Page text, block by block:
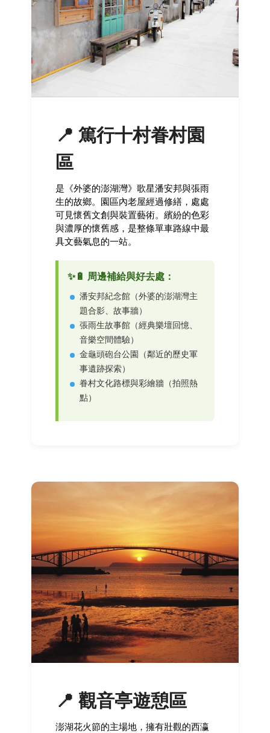
📍 篤行十村眷村園
區
是《外婆的澎湖灣》歌星潘安邦與張雨
生的故鄉。園區內老屋經過修繕，處處
可見懷舊文創與裝置藝術。繽紛的色彩
與濃厚的懷舊感，是整條單車路線中最
具文藝氣息的一站。
✨🔋 周邊補給與好去處：
潘安邦紀念館（外婆的澎湖灣主
題合影、故事牆）
張雨生故事館（經典樂壇回憶、
音樂空間體驗）
金龜頭砲台公園（鄰近的歷史軍
事遺跡探索）
眷村文化路標與彩繪牆（拍照熱
點）
📍 觀音亭遊憩區
澎湖花火節的主場地，擁有壯觀的西瀛